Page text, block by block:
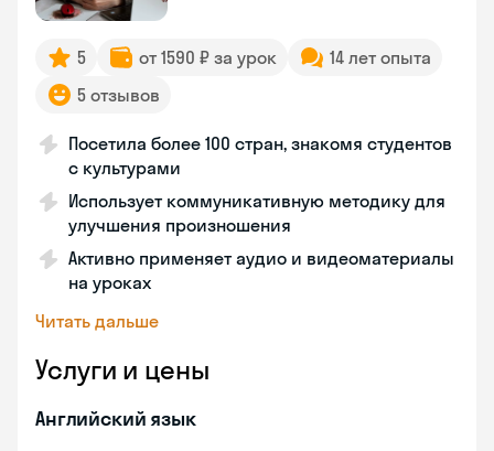
5 от 1590 ₽ за урок
14 лет опыта
5 отзывов
Посетила более 100 стран, знакомя студентов
с культурами
Использует коммуникативную методику для
улучшения произношения
Активно применяет аудио и видеоматериалы
на уроках
Читать дальше
Услуги и цены
Английский язык